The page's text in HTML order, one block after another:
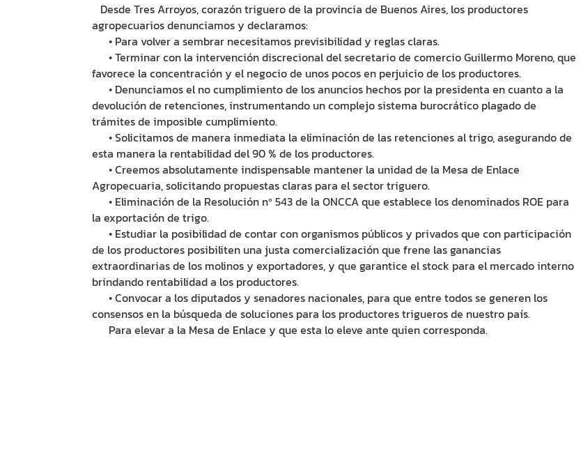
Desde Tres Arroyos, corazón triguero de la provincia de Buenos Aires, los productores
agropecuarios denunciamos y declaramos:
• Para volver a sembrar necesitamos previsibilidad y reglas claras.
• Terminar con la intervención discrecional del secretario de comercio Guillermo Moreno, que
favorece la concentración y el negocio de unos pocos en perjuicio de los productores.
• Denunciamos el no cumplimiento de los anuncios hechos por la presidenta en cuanto a la
devolución de retenciones, instrumentando un complejo sistema burocrático plagado de
trámites de imposible cumplimiento.
• Solicitamos de manera inmediata la eliminación de las retenciones al trigo, asegurando de
esta manera la rentabilidad del 90 % de los productores.
• Creemos absolutamente indispensable mantener la unidad de la Mesa de Enlace
Agropecuaria, solicitando propuestas claras para el sector triguero.
• Eliminación de la Resolución nº 543 de la ONCCA que establece los denominados ROE para
la exportación de trigo.
• Estudiar la posibilidad de contar con organismos públicos y privados que con participación
de los productores posibiliten una justa comercialización que frene las ganancias
extraordinarias de los molinos y exportadores, y que garantice el stock para el mercado interno
brindando rentabilidad a los productores.
• Convocar a los diputados y senadores nacionales, para que entre todos se generen los
consensos en la búsqueda de soluciones para los productores trigueros de nuestro país.
Para elevar a la Mesa de Enlace y que esta lo eleve ante quien corresponda.